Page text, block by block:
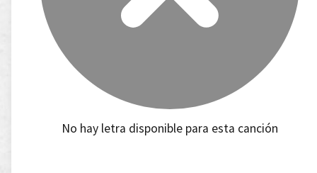
No hay letra disponible para esta canción